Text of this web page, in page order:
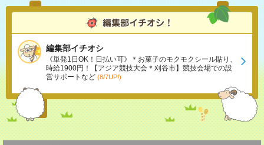
編集部イチオシ
《単発1日OK！日払い可》＊お菓子のモクモクシール貼り、
時給1900円！【アジア競技大会＊刈谷市】競技会場での設
営サポートなど (8/7UP!)